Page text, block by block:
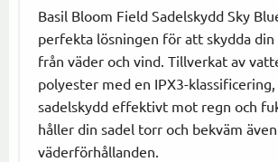
Basil Bloom Field Sadelskydd Sky
perfekta lösningen för att skydda din
från väder och vind. Tillverkat av
polyester med en IPX3-
sadelskydd effektivt mot regn och
håller din sadel torr och bekväm
väderförhållanden.